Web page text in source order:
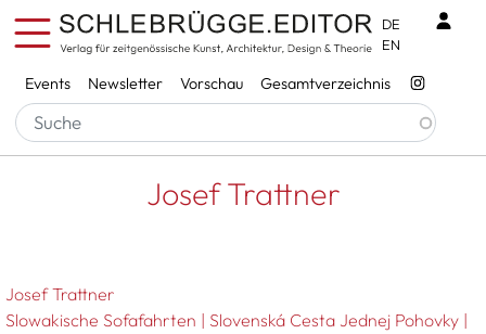
Direkt zum Inhalt
Services
Events Newsletter Vorschau Gesamtverzeichnis
DE
EN
Pfadnavigation
Startseite Josef Trattner
Josef Trattner
Josef Trattner
Slowakische Sofafahrten | Slovenská Cesta Jednej Pohovky |